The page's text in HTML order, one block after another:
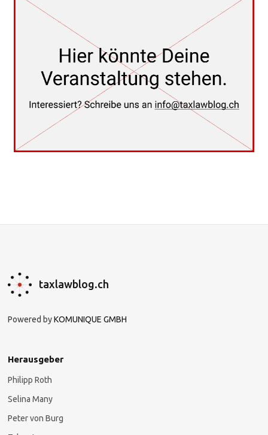
taxlawblog.ch
Powered byKOMUNIQUE GMBH
Herausgeber
Philipp Roth
Selina Many
Peter von Burg